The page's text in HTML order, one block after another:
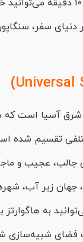
تفریحی سنگاپور آن‌قدر زیاد
سفر،
آسیا است که
مختلفی تقسیم
عجیب و
جهان زیر آب،
به هاگوارتز
شبیه‌سازی